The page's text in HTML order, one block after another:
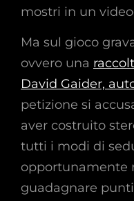
mostri in un
Ma sul gioco
ovvero una
David Gaider,
petizione si
aver costruito
tutti i modi di
opportunamente
guadagnare